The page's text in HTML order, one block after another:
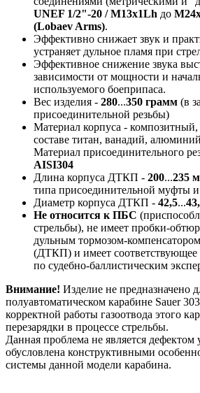
UNEF 1/2"-20 / М13х1Lh до
(Lobaev Arms).
Эффективно снижает звук и
устраняет дульное пламя при
Эффективное снижение звука
зависимости от мощности и
используемого боеприпаса.
Вес изделия - 280...350 грамм (в
присоединительной резьбы)
Материал корпуса -
составе титан, ванадий,
Материал присоединительного
AISI304
Длина корпуса ДТКП - 200...235
типа присоединительной муфты
Диаметр корпуса ДТКП - 42,5...
Не относится к ПБС
стрельбы), не имеет пробки-
дульным тормозом-
(ДТКП) и имеет соответствующее
по судебно-баллистическим
Внимание! Изделие не предназначено
полуавтоматическом карабине Sauer 303
корректной работы газоотвода этого
перезарядки в процессе стрельбы.
Данная проблема не является
обусловлена конструктивными
системы данной модели карабина.